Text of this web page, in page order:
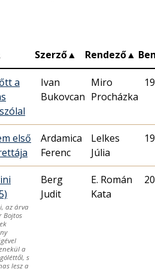
Szerző▲ Rendező▲
a
Ivan
Bukovcan
Miro
Procházka
első
Ardamica
Ferenc
Lelkes
Júlia
az árva
Bojtos
a
s
lesz a
Berg
Judit
E. Román
Kata